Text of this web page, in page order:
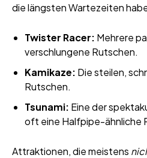
die längsten Wartezeiten
Twister Racer: Mehrere
verschlungene Rutschen.
Kamikaze: Die steilen,
Rutschen.
Tsunami: Eine der
oft eine Halfpipe-ähnliche
Attraktionen, die meistens